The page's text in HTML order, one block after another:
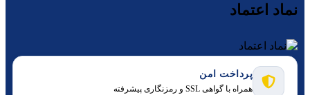
نماد اعتماد
پرداخت امن
همراه با گواهی SSL و رمزنگاری پیشرفته